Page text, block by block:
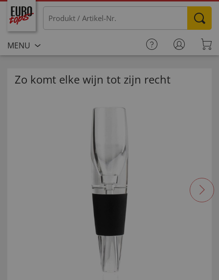
MENU
Zo komt elke wijn tot zijn recht